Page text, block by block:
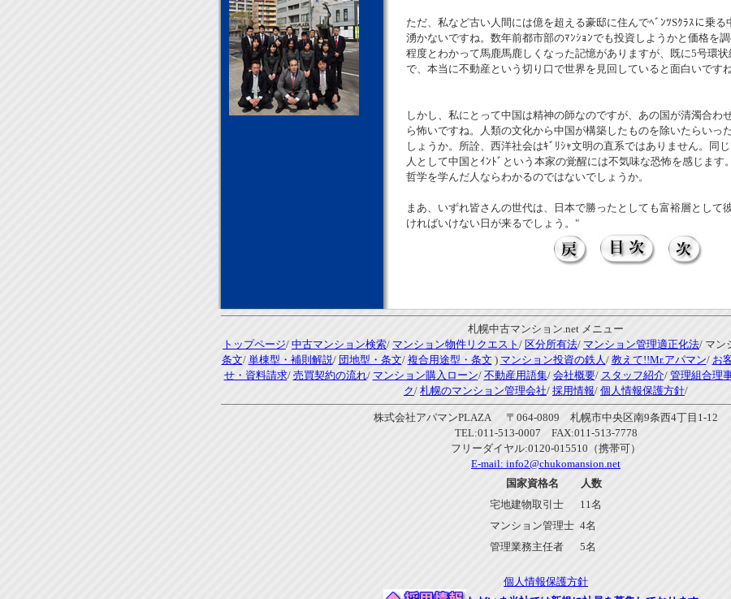
ただ、私など古い人間には億を超える豪邸に住んでﾍﾞﾝﾂSｸﾗｽに乗
湧かないですね。数年前都市部のﾏﾝｼｮﾝでも投資しようかと価格を
程度とわかって馬鹿馬鹿しくなった記憶がありますが、既に5号環
で、本当に不動産という切り口で世界を見回していると面白いですね
しかし、私にとって中国は精神の師なのですが、あの国が清濁合わ
ら怖いですね。人類の文化から中国が構築したものを除いたらいっ
しょうか。所詮、西洋社会はｷﾞﾘｼｬ文明の直系ではありません。同
人として中国とｲﾝﾄﾞという本家の覚醒には不気味な恐怖を感じます
哲学を学んだ人ならわかるのではないでしょうか。
まあ、いずれ皆さんの世代は、日本で勝ったとしても富裕層として
ければいけない日が来るでしょう。"
札幌中古マンション.net メニュー
トップページ/ 中古マンション検索/ マンション物件リクエスト / 区分所有法/ マンション管理適正化法/ マン
条文/ 単棟型・補則解説/ 団地型・条文/ 複合用途型・条文 ) マンション投資の鉄人/ 教えて!!Mr.アパマン/ お
せ・資料請求/ 売買契約の流れ/ マンション購入ローン/ 不動産用語集/ 会社概要/ スタッフ紹介/ 管理組合理
ク/ 札幌のマンション管理会社/ 採用情報/ 個人情報保護方針/
株式会社アパマンPLAZA 〒064-0809 札幌市中央区南9条西4丁目1-12
TEL:011-513-0007 FAX:011-513-7778
フリーダイヤル:0120-015510（携帯可）
E-mail: info2@chukomansion.net
国家資格名
人数
宅地建物取引士
11名
マンション管理士 4名
管理業務主任者
5名
個人情報保護方針